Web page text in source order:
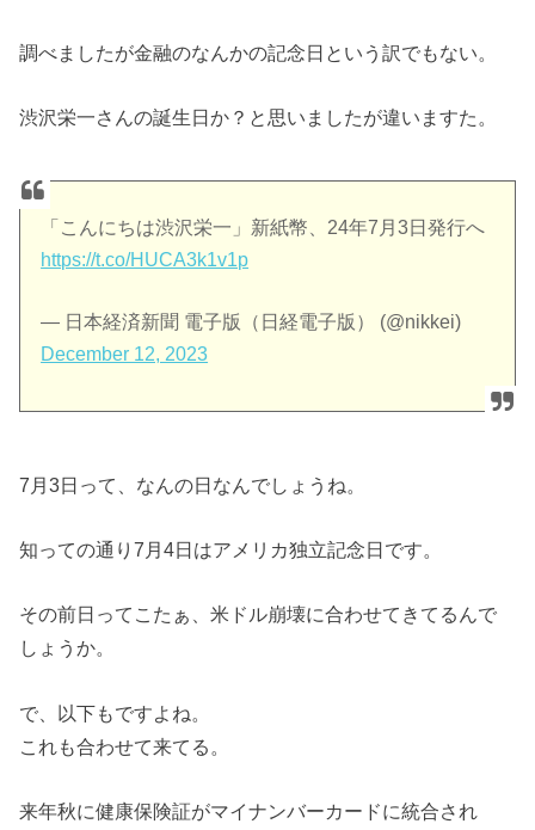
調べましたが金融のなんかの記念日という訳でもない。
渋沢栄一さんの誕生日か？と思いましたが違いますた。
「こんにちは渋沢栄一」新紙幣、24年7月3日発行へ
https://t.co/HUCA3k1v1p
— 日本経済新聞 電子版（日経電子版） (@nikkei)
December 12, 2023
7月3日って、なんの日なんでしょうね。
知っての通り7月4日はアメリカ独立記念日です。
その前日ってこたぁ、米ドル崩壊に合わせてきてるんで
しょうか。
で、以下もですよね。
これも合わせて来てる。
来年秋に健康保険証がマイナンバーカードに統合され